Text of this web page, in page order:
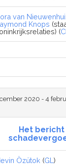
van
Knops
(
2020 - 4
Het bericht
Özütok (GL )